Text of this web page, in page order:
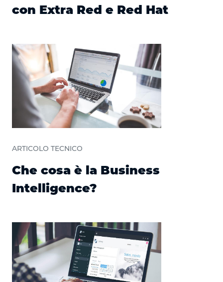
con Extra Red e Red Hat
ARTICOLO TECNICO
Che cosa è la Business
Intelligence?